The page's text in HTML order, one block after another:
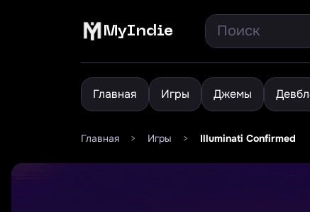
MyIndie
Главная Игры Джемы
Главная > Игры > Illuminati Confirmed